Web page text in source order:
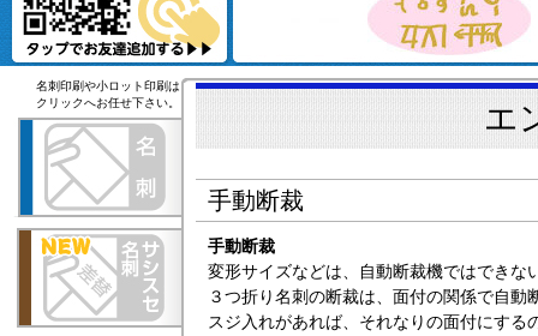
名刺印刷や小ロット印刷は
クリックへお任せ下さい。
エ
手動断裁
手動断裁
変形サイズなどは、自動断裁機ではできな
３つ折り名刺の断裁は、面付の関係で自動
スジ入れがあれば、それなりの面付にす